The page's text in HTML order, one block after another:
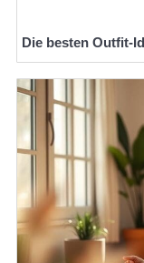
Die besten Outfit-